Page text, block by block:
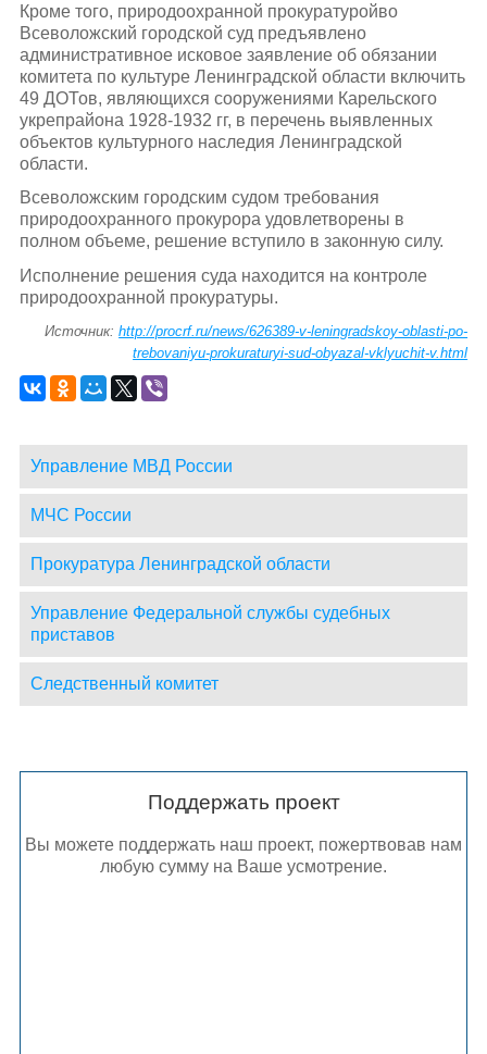
Кроме того, природоохранной прокуратуройво
Всеволожский городской суд предъявлено
административное исковое заявление об обязании
комитета по культуре Ленинградской области включить
49 ДОТов, являющихся сооружениями Карельского
укрепрайона 1928-1932 гг, в перечень выявленных
объектов культурного наследия Ленинградской
области.
Всеволожским городским судом требования
природоохранного прокурора удовлетворены в
полном объеме, решение вступило в законную силу.
Исполнение решения суда находится на контроле
природоохранной прокуратуры.
Источник:http://procrf.ru/news/626389-v-leningradskoy-oblasti-po-
trebovaniyu-prokuraturyi-sud-obyazal-vklyuchit-v.html
Управление МВД России
МЧС России
Прокуратура Ленинградской области
Управление Федеральной службы судебных
приставов
Следственный комитет
Поддержать проект
Вы можете поддержать наш проект, пожертвовав нам
любую сумму на Ваше усмотрение.